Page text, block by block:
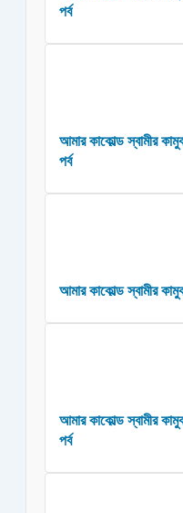
পর্ব
আমার কাকোল্ড স্বামীর
পর্ব
আমার কাকোল্ড স্বামীর
আমার কাকোল্ড স্বামীর
পর্ব